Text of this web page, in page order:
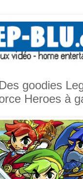
goodies
Heroes à